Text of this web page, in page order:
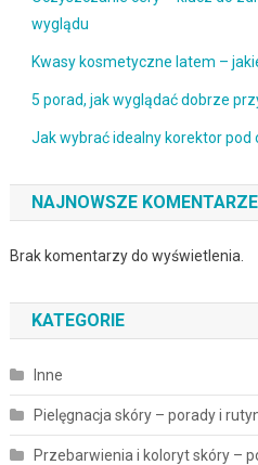
wyglądu
Kwasy kosmetyczne latem –
5 porad, jak wyglądać dobrze
Jak wybrać idealny korektor pod
NAJNOWSZE KOMENTARZE
Brak komentarzy do wyświetlenia.
KATEGORIE
Inne
Pielęgnacja skóry – porady i
Przebarwienia i koloryt skóry –